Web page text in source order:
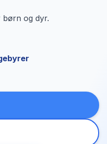
børn og dyr.